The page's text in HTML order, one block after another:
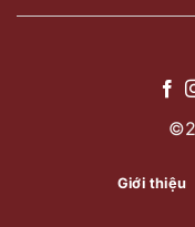
Giới thiệu